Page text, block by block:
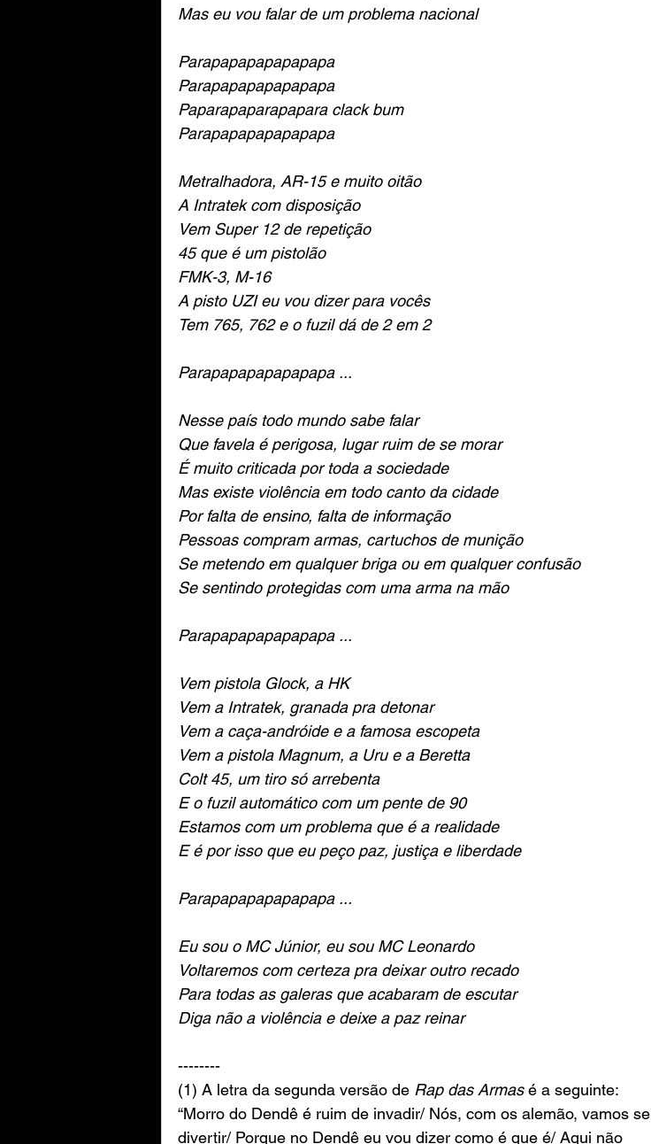
Mas eu vou falar de um problema nacional
Parapapapapapapapa
Parapapapapapapapa
Paparapaparapapara clack bum
Parapapapapapapapa
Metralhadora, AR-15 e muito oitão
A Intratek com disposição
Vem Super 12 de repetição
45 que é um pistolão
FMK-3, M-16
A pisto UZI eu vou dizer para vocês
Tem 765, 762 e o fuzil dá de 2 em 2
Parapapapapapapapa ...
Nesse país todo mundo sabe falar
Que favela é perigosa, lugar ruim de se morar
É muito criticada por toda a sociedade
Mas existe violência em todo canto da cidade
Por falta de ensino, falta de informação
Pessoas compram armas, cartuchos de munição
Se metendo em qualquer briga ou em qualquer confusão
Se sentindo protegidas com uma arma na mão
Parapapapapapapapa ...
Vem pistola Glock, a HK
Vem a Intratek, granada pra detonar
Vem a caça-andróide e a famosa escopeta
Vem a pistola Magnum, a Uru e a Beretta
Colt 45, um tiro só arrebenta
E o fuzil automático com um pente de 90
Estamos com um problema que é a realidade
E é por isso que eu peço paz, justiça e liberdade
Parapapapapapapapa ...
Eu sou o MC Júnior, eu sou MC Leonardo
Voltaremos com certeza pra deixar outro recado
Para todas as galeras que acabaram de escutar
Diga não a violência e deixe a paz reinar
--------
(1) A letra da segunda versão de Rap das Armas é a seguinte:
“Morro do Dendê é ruim de invadir/ Nós, com os alemão, vamos se
divertir/ Porque no Dendê eu vou dizer como é que é/ Aqui não